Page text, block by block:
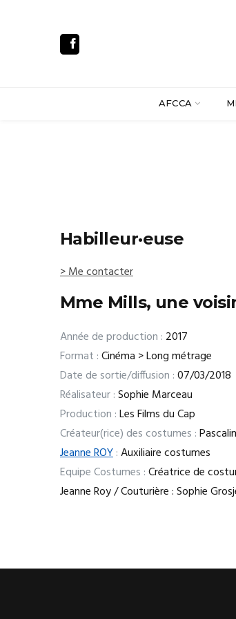
AFCCA
Habilleur·euse
> Me contacter
Mme Mills, une
Année de production : 2017
Format :Cinéma > Long métrage
Date de sortie/diffusion :07/03/2018
Réalisateur :Sophie Marceau
Production :Les Films du Cap
Créateur(rice) des costumes :
Jeanne ROY:Auxiliaire costumes
Equipe Costumes :Créatrice de
Jeanne Roy / Couturière : Sophie